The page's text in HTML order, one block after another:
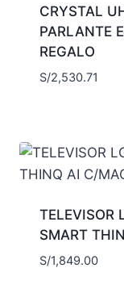
CRYSTAL
PARLANTE
REGALO
S/2,530.71
TELEVISOR
SMART
S/1,849.00